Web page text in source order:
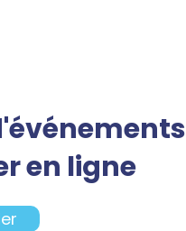
en ligne